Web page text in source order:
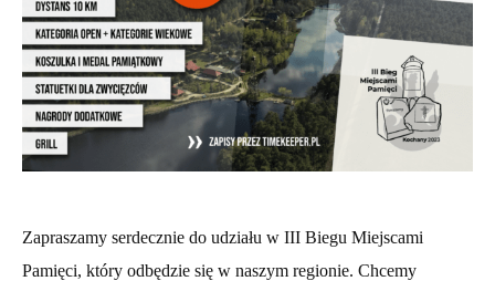
Zapraszamy serdecznie do udziału w III Biegu Miejscami
Pamięci, który odbędzie się w naszym regionie. Chcemy